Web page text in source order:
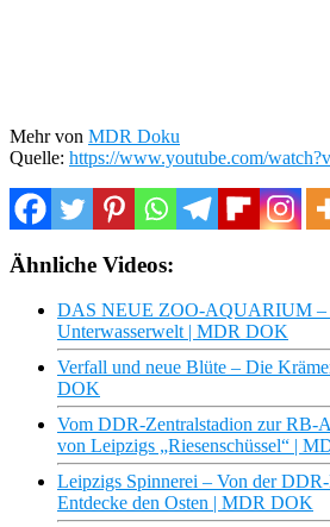
Mehr von MDR Doku
Quelle: https://www.youtube.com/
Ähnliche Videos:
DAS NEUE ZOO-AQUARIUM –
Unterwasserwelt | MDR DOK
Verfall und neue Blüte – Die
DOK
Vom DDR-Zentralstadion zur RB-
von Leipzigs „Riesenschüssel“ |
Leipzigs Spinnerei – Von der
Entdecke den Osten | MDR DOK